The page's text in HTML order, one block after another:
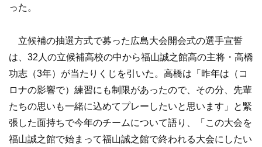
った。
立候補の抽選方式で募った広島大会開会式の選手宣誓
は、32人の立候補高校の中から福山誠之館高の主将・高橋
功志（3年）が当たりくじを引いた。高橋は「昨年は（コ
ロナの影響で）練習にも制限があったので、その分、先輩
たちの思いも一緒に込めてプレーしたいと思います」と緊
張した面持ちで今年のチームについて語り、「この大会を
福山誠之館で始まって福山誠之館で終われる大会にしたい